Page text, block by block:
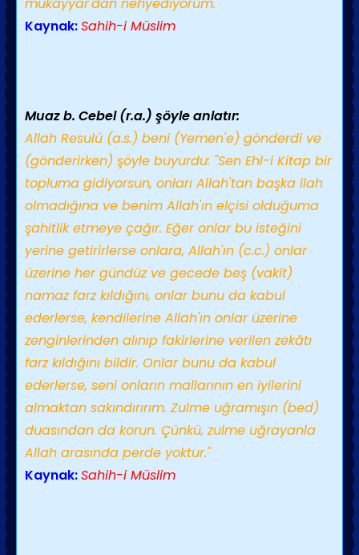
Kaynak:Sahih-i Müslim
Muaz b. Cebel (r.a.) şöyle anlatır:
Allah Resulü (a.s.) beni (Yemen'e) gönderdi ve
(gönderirken) şöyle buyurdu: "Sen Ehl-i Kitap bir
topluma gidiyorsun, onları Allah'tan başka ilah
olmadığına ve benim Allah'ın elçisi olduğuma
şahitlik etmeye çağır. Eğer onlar bu isteğini
yerine getirirlerse onlara, Allah'ın (c.c.) onlar
üzerine her gündüz ve gecede beş (vakit)
namaz farz kıldığını, onlar bunu da kabul
ederlerse, kendilerine Allah'ın onlar üzerine
zenginlerinden alınıp fakirlerine verilen zekâtı
farz kıldığını bildir. Onlar bunu da kabul
ederlerse, seni onların mallarının en iyilerini
almaktan sakındırırım. Zulme uğramışın (bed)
duasından da korun. Çünkü, zulme uğrayanla
Allah arasında perde yoktur."
Kaynak:Sahih-i Müslim